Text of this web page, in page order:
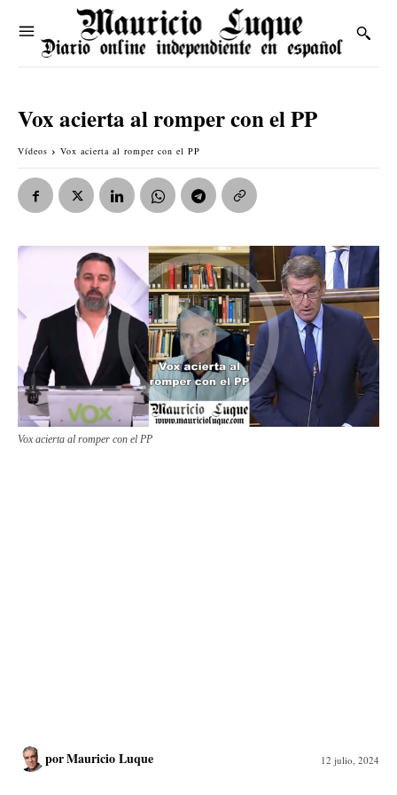
Vox acierta al romper con el PP
Vídeos Vox acierta al romper con el PP
Vox acierta al romper con el PP
porMauricio Luque 12 julio, 2024